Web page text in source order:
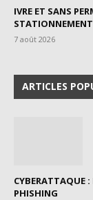
IVRE ET SANS
7 août 2026
ARTICLES
CYBERATTAQUE :
PHISHING